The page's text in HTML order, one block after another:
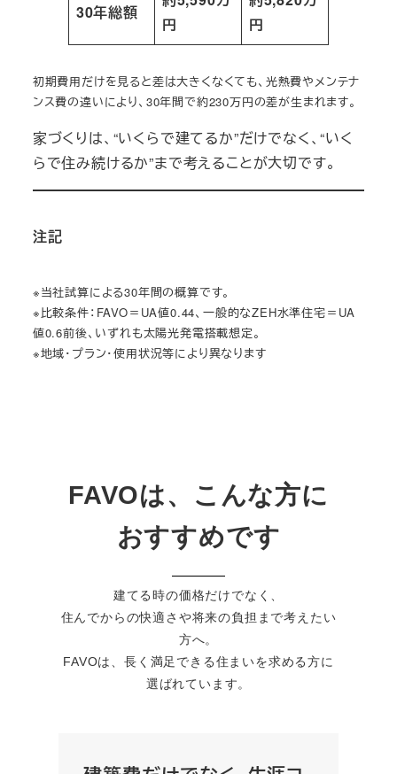
30年総額
円
円
初期費用だけを見ると差は大きくなくても、光熱費やメンテナ
ンス費の違いにより、30年間で約230万円の差が生まれます。
家づくりは、“いくらで建てるか”だけでなく、“いく
らで住み続けるか”まで考えることが大切です。
注記
※当社試算による30年間の概算です。
※比較条件：FAVO＝UA値0.44、一般的なZEH水準住宅＝UA
値0.6前後、いずれも太陽光発電搭載想定。
※地域・プラン・使用状況等により異なります
FAVOは、こんな方に
おすすめです
建てる時の価格だけでなく、
住んでからの快適さや将来の負担まで考えたい
方へ。
FAVOは、長く満足できる住まいを求める方に
選ばれています。